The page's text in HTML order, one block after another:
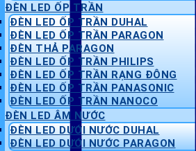
ĐÈN LED ỐP TRẦN
ĐÈN LED ỐP TRẦN DUHAL
ĐÈN LED ỐP TRẦN PARAGON
ĐÈN THẢ PARAGON
ĐÈN LED ỐP TRẦN PHILIPS
ĐÈN LED ỐP TRẦN RẠNG ĐÔNG
ĐÈN LED ỐP TRẦN PANASONIC
ĐÈN LED ỐP TRẦN NANOCO
ĐÈN LED ÂM NƯỚC
ĐÈN LED DƯỚI NƯỚC DUHAL
ĐÈN LED DƯỚI NƯỚC PARAGON